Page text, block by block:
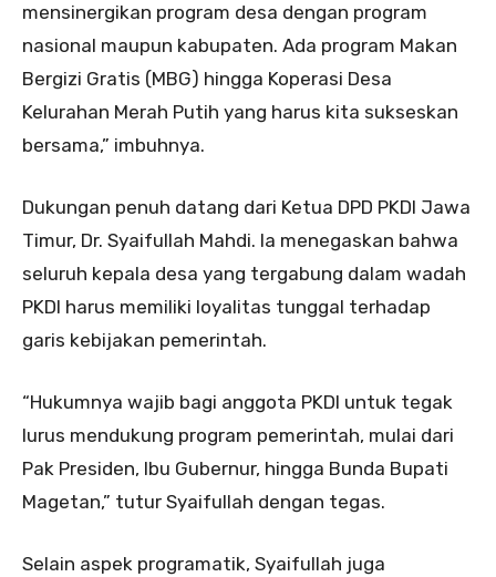
mensinergikan program desa dengan program
nasional maupun kabupaten. Ada program Makan
Bergizi Gratis (MBG) hingga Koperasi Desa
Kelurahan Merah Putih yang harus kita sukseskan
bersama,” imbuhnya.
Dukungan penuh datang dari Ketua DPD PKDI Jawa
Timur, Dr. Syaifullah Mahdi. Ia menegaskan bahwa
seluruh kepala desa yang tergabung dalam wadah
PKDI harus memiliki loyalitas tunggal terhadap
garis kebijakan pemerintah.
“Hukumnya wajib bagi anggota PKDI untuk tegak
lurus mendukung program pemerintah, mulai dari
Pak Presiden, Ibu Gubernur, hingga Bunda Bupati
Magetan,” tutur Syaifullah dengan tegas.
Selain aspek programatik, Syaifullah juga